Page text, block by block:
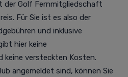
der Golf Fernmitgliedschaft
Für Sie ist es also der
und inklusive
hier keine
keine versteckten Kosten.
angemeldet sind, können Sie